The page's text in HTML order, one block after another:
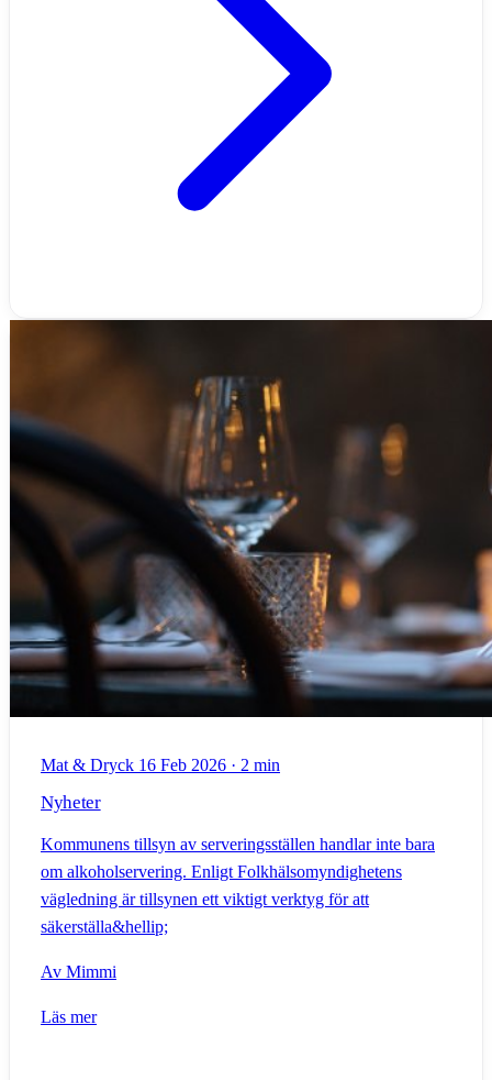
Mat & Dryck 16 Feb 2026 · 2 min
Nyheter
Kommunens tillsyn av serveringsställen handlar inte bara
om alkoholservering. Enligt Folkhälsomyndighetens
vägledning är tillsynen ett viktigt verktyg för att
säkerställa&hellip;
Av Mimmi
Läs mer